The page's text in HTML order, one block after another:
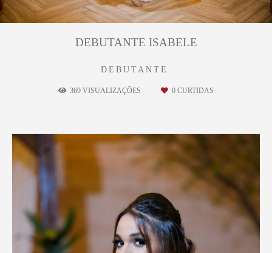
DEBUTANTE
DEBUTANTE ISABELE
369 VISUALIZAÇÕES 0 CURTIDAS